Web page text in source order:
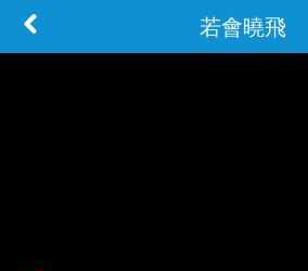
若會曉飛